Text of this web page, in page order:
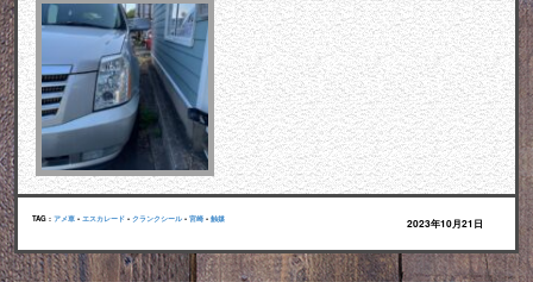
TAG : アメ車 • エスカレード • クランクシール • 宮崎 • 触媒 2023年10月21日